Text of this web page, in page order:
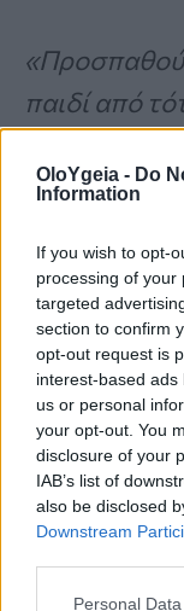
OloYgeia - Do
Information
If you wish to opt-
processing of your
targeted
section to confirm
opt-out request is
interest-based
us or personal
your opt-out. You
disclosure of your
IAB’s list of
also be disclosed
Downstream
Personal
παιδί από
αποβολές».
Έπειτα από
αναμονής,
«Ο
που
από 14